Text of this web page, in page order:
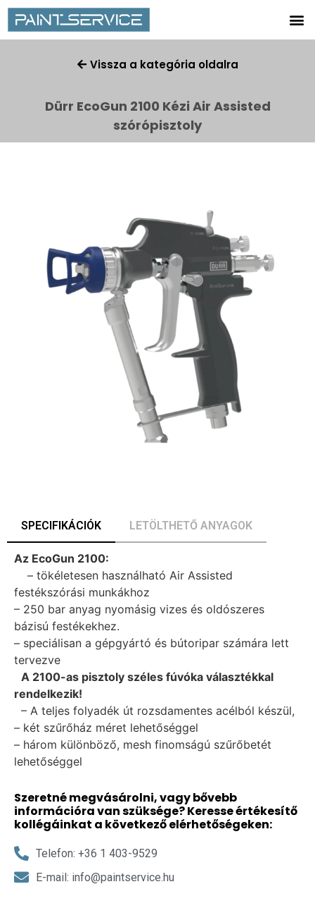
Vissza a kategória oldalra
Dürr EcoGun 2100 Kézi Air Assisted
szórópisztoly
SPECIFIKÁCIÓK LETÖLTHETŐ ANYAGOK
Az EcoGun 2100:
– tökéletesen használható Air Assisted
festékszórási munkákhoz
– 250 bar anyag nyomásig vizes és oldószeres
bázisú festékekhez.
– speciálisan a gépgyártó és bútoripar számára lett
tervezve
A 2100-as pisztoly széles fúvóka választékkal
rendelkezik!
– A teljes folyadék út rozsdamentes acélból készül,
– két szűrőház méret lehetőséggel
– három különböző, mesh finomságú szűrőbetét
lehetőséggel
Szeretné megvásárolni, vagy bővebb
információra van szüksége? Keresse értékesítő
kollégáinkat a következő elérhetőségeken:
Telefon: +36 1 403-9529
E-mail: info@paintservice.hu